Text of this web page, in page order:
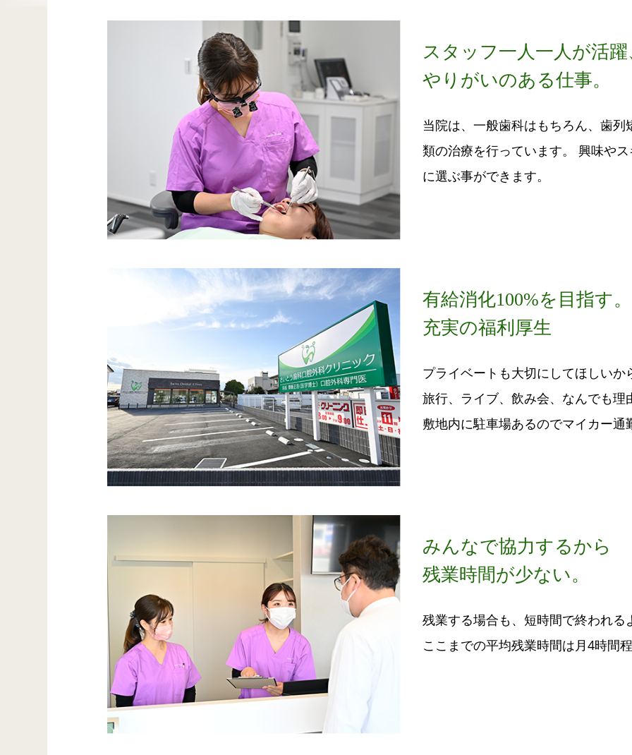
スタッフ一人一人が活躍
やりがいのある仕事。
当院は、一般歯科はもちろん、歯
類の治療を行っています。 興味や
に選ぶ事ができます。
有給消化100%を目指す。
充実の福利厚生
プライベートも大切にしてほしい
旅行、ライブ、飲み会、なんでも理
敷地内に駐車場あるのでマイカー通
みんなで協力するから
残業時間が少ない。
残業する場合も、短時間で終われ
ここまでの平均残業時間は月4時間